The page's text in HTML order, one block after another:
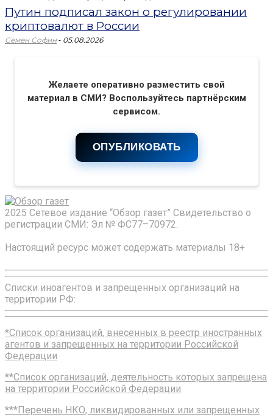
Путин подписал закон о регулировании
криптовалют в России
Семен Софин - 05.08.2026
Желаете оперативно разместить свой
материал в СМИ? Воспользуйтесь партнёрским
сервисом.
ОПУБЛИКОВАТЬ
2025 Сетевое издание “Обзор газет” Свидетельство о
регистрации СМИ: Эл № ФС77–70972.
Настоящий ресурс может содержать материалы 18+
Списки иноагентов и запрещенных организаций на
территории РФ:
*Список организаций, внесенных в реестр иностранных
агентов и запрещенных на территории Российской
Федерации
**Список организаций, деятельность которых запрещена
на территории Российской Федерации
***Перечень НКО, ликвидированных или запрещенных